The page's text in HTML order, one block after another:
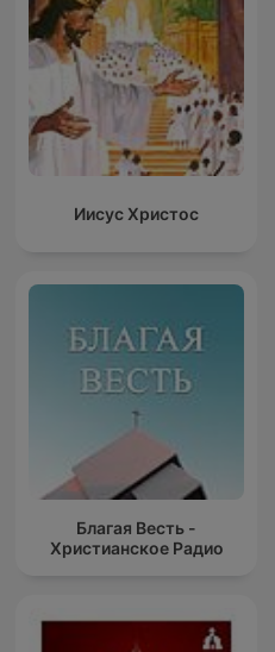
Иисус Христос
Благая Весть -
Христианское Радио